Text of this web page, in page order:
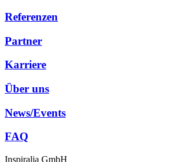
Referenzen
Partner
Karriere
Über uns
News/Events
FAQ
Inspiralia GmbH